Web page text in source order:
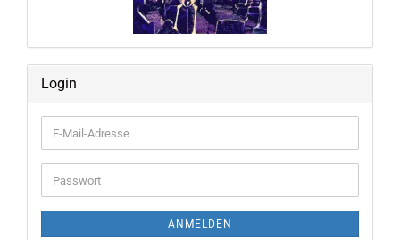
Login
E-
Mail-
Adresse
Passwort
ANMELDEN